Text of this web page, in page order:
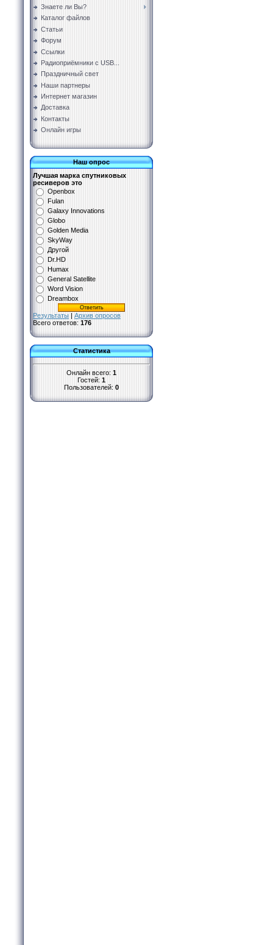
Знаете ли Вы?
Каталог файлов
Статьи
Форум
Ссылки
Радиоприёмники с USB...
Праздничный свет
Наши партнеры
Интернет магазин
Доставка
Контакты
Онлайн игры
Наш опрос
Лучшая марка спутниковых
ресиверов это
Openbox
Fulan
Galaxy Innovations
Globo
Golden Media
SkyWay
Другой
Dr.HD
Humax
General Satellite
Word Vision
Dreambox
Результаты | Архив опросов
Всего ответов: 176
Статистика
Онлайн всего: 1
Гостей: 1
Пользователей: 0